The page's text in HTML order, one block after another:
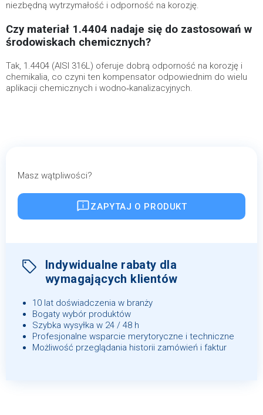
niezbędną wytrzymałość i odporność na korozję.
Czy materiał 1.4404 nadaje się do zastosowań w
środowiskach chemicznych?
Tak, 1.4404 (AISI 316L) oferuje dobrą odporność na korozję i
chemikalia, co czyni ten kompensator odpowiednim do wielu
aplikacji chemicznych i wodno‑kanalizacyjnych.
Masz wątpliwości?
ZAPYTAJ O PRODUKT
Indywidualne rabaty dla
wymagających klientów
10 lat doświadczenia w branży
Bogaty wybór produktów
Szybka wysyłka w 24 / 48 h
Profesjonalne wsparcie merytoryczne i techniczne
Możliwość przeglądania historii zamówień i faktur